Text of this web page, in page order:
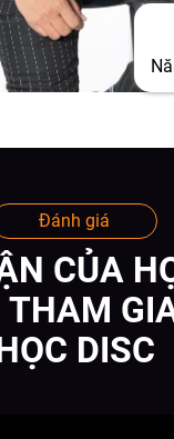
Đánh giá
CỦA
THAM
DISC